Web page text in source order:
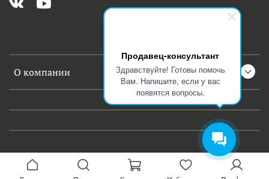
Продавец-консультант
Здравствуйте! Готовы помочь
Вам. Напишите, если у вас
появятся вопросы.
О компании